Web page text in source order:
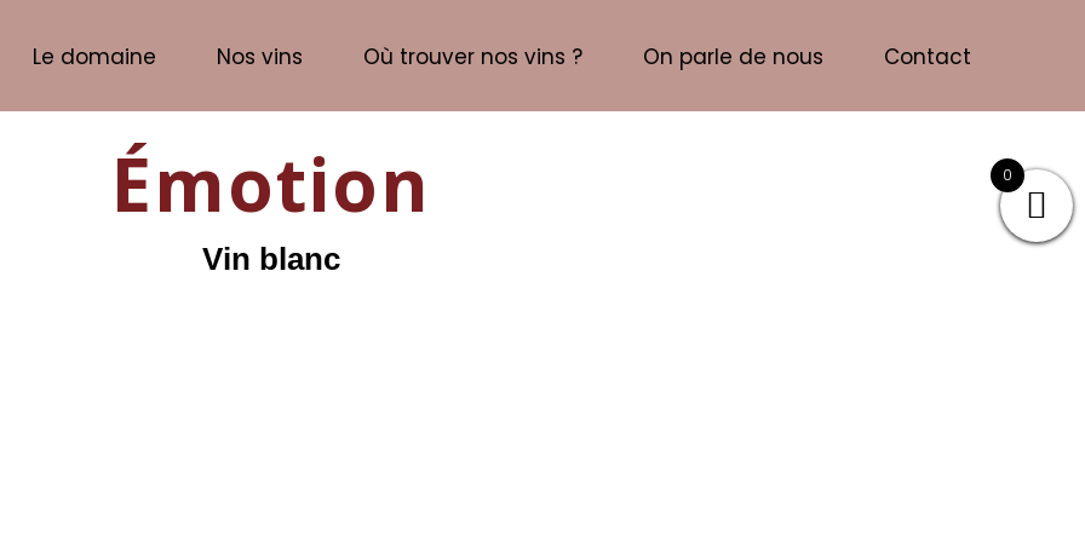
Le domaine Nos vins Où trouver nos vins ? On parle de nous Contact
Émotion
Vin blanc
0